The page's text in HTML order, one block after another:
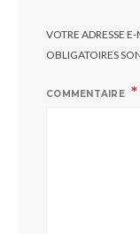
VOTRE ADRESSE
OBLIGATOIRES
COMMENTAIRE